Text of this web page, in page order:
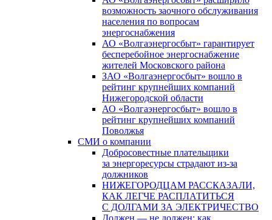
возможность заочного обслуживания
населения по вопросам
энергоснабжения
АО «Волгаэнергосбыт» гарантирует
бесперебойное энергоснабжение
жителей Московского района
ЗАО «Волгаэнергосбыт» вошло в
рейтинг крупнейших компаний
Нижегородской области
АО «Волгаэнергосбыт» вошло в
рейтинг крупнейших компаний
Поволжья
СМИ о компании
Добросовестные плательщики
за энергоресурсы страдают из-за
должников
НИЖЕГОРОДЦАМ РАССКАЗАЛИ,
КАК ЛЕГЧЕ РАСПЛАТИТЬСЯ
С ДОЛГАМИ ЗА ЭЛЕКТРИЧЕСТВО